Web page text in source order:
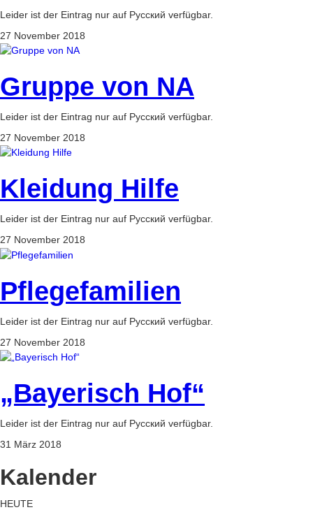
Leider ist der Eintrag nur auf Русский verfügbar.
27 November 2018
Gruppe von NA
Leider ist der Eintrag nur auf Русский verfügbar.
27 November 2018
Kleidung Hilfe
Leider ist der Eintrag nur auf Русский verfügbar.
27 November 2018
Pflegefamilien
Leider ist der Eintrag nur auf Русский verfügbar.
27 November 2018
„Bayerisch Hof“
Leider ist der Eintrag nur auf Русский verfügbar.
31 März 2018
Kalender
HEUTE